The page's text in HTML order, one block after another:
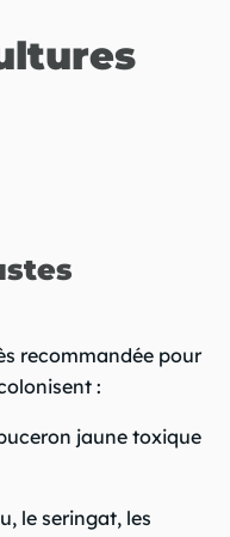
recommandée pour
:
jaune toxique
le seringat, les